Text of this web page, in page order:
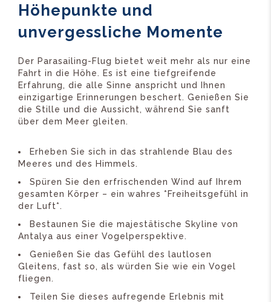
Höhepunkte und
unvergessliche Momente
Der Parasailing-Flug bietet weit mehr als nur eine
Fahrt in die Höhe. Es ist eine tiefgreifende
Erfahrung, die alle Sinne anspricht und Ihnen
einzigartige Erinnerungen beschert. Genießen Sie
die Stille und die Aussicht, während Sie sanft
über dem Meer gleiten.
Erheben Sie sich in das strahlende Blau des
Meeres und des Himmels.
Spüren Sie den erfrischenden Wind auf Ihrem
gesamten Körper – ein wahres *Freiheitsgefühl in
der Luft*.
Bestaunen Sie die majestätische Skyline von
Antalya aus einer Vogelperspektive.
Genießen Sie das Gefühl des lautlosen
Gleitens, fast so, als würden Sie wie ein Vogel
fliegen.
Teilen Sie dieses aufregende Erlebnis mit